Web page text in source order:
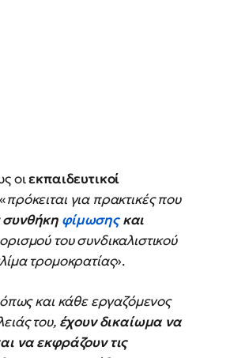
οιεκπαιδευτικοί
πρόκειται για πρακτικές που
συνθήκη φίμωσηςκαι
του συνδικαλιστικού
τρομοκρατίας».
όπως και κάθε εργαζόμενος
του, έχουν δικαίωμα να
να εκφράζουν τις